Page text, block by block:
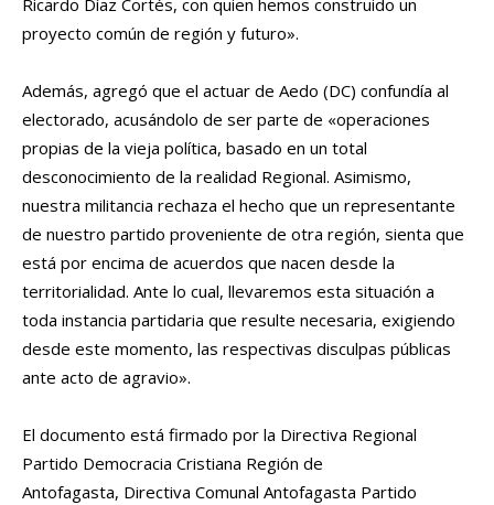
Ricardo Díaz Cortés, con quien hemos construido un
proyecto común de región y futuro».
Además, agregó que el actuar de Aedo (DC) confundía al
electorado, acusándolo de ser parte de «operaciones
propias de la vieja política, basado en un total
desconocimiento de la realidad Regional. Asimismo,
nuestra militancia rechaza el hecho que un representante
de nuestro partido proveniente de otra región, sienta que
está por encima de acuerdos que nacen desde la
territorialidad. Ante lo cual, llevaremos esta situación a
toda instancia partidaria que resulte necesaria, exigiendo
desde este momento, las respectivas disculpas públicas
ante acto de agravio».
El documento está firmado por la Directiva Regional
Partido Democracia Cristiana Región de
Antofagasta, Directiva Comunal Antofagasta Partido